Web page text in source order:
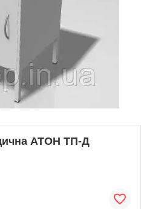
АТОН ТП-Д